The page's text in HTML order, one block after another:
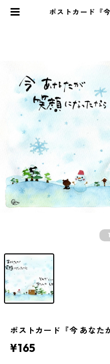
ポストカード『
ポストカード『今 あなた
¥165